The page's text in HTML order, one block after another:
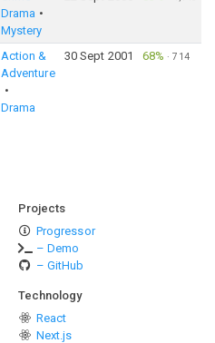
Drama
Mystery
Action &
Adventure
Drama
30 Sept 2001 68% ·714
Projects
Progressor
– Demo
– GitHub
Technology
React
Next.js